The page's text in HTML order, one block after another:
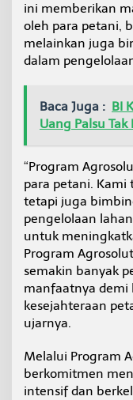
ini memberikan
oleh para petani,
melainkan juga
dalam
Baca Juga : BI
Uang Palsu
“Program
para petani. Kami
tetapi juga
pengelolaan
untuk
Program
semakin banyak
manfaatnya demi
kesejahteraan
ujarnya.
Melalui Program
berkomitmen
intensif dan